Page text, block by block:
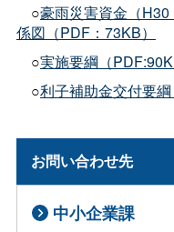
○豪雨災害資金（
係図（PDF：73KB）
○実施要綱（
○利子補助金交付要
お問い合わせ先
中小企業課